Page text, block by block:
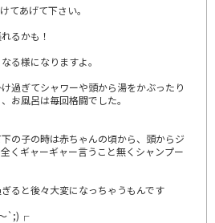
てあげて下さい。
るかも！
る様になりますよ。
過ぎてシャワーや頭から湯をかぶったり
お風呂は毎回格闘でした。
の子の時は赤ちゃんの頃から、頭からジ
くギャーギャー言うこと無くシャンプー
ると後々大変になっちゃうもんです
`;)┌